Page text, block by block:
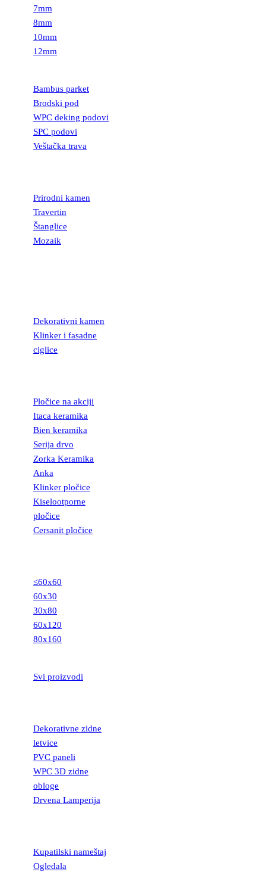
7mm
8mm
10mm
12mm
Bambus parket
Brodski pod
WPC deking podovi
SPC podovi
Veštačka trava
Prirodni kamen
Travertin
Štanglice
Mozaik
Dekorativni kamen
Klinker i fasadne
ciglice
Pločice na akciji
Itaca keramika
Bien keramika
Serija drvo
Zorka Keramika
Anka
Klinker pločice
Kiselootporne
pločice
Cersanit pločice
≤60x60
60x30
30x80
60x120
80x160
Svi proizvodi
Dekorativne zidne
letvice
PVC paneli
WPC 3D zidne
obloge
Drvena Lamperija
Kupatilski nameštaj
Ogledala